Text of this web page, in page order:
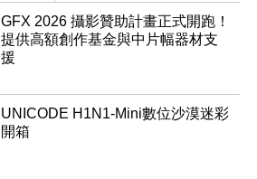
GFX 2026 攝影贊助計畫正式開跑！
提供高額創作基金與中片幅器材支
援
UNICODE H1N1-Mini數位沙漠迷彩
開箱